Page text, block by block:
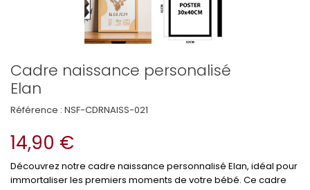
Cadre naissance personalisé
Elan
Référence : NSF-CDRNAISS-021
14,90 €
Découvrez notre cadre naissance personnalisé Elan, idéal pour
immortaliser les premiers moments de votre bébé. Ce cadre